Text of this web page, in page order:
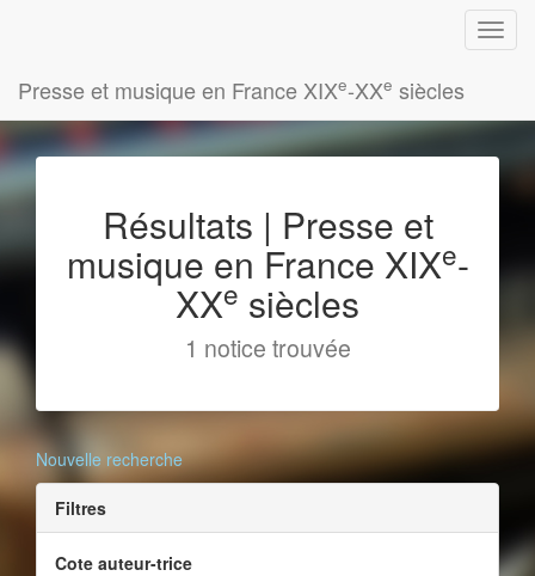
Presse et musique en France XIXe-XXe siècles
Résultats | Presse et
musique en France XIXe-
XXe siècles
1 notice trouvée
Nouvelle recherche
Filtres
Cote auteur-trice